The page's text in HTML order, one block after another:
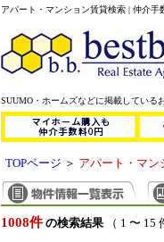
アパート・マンション賃貸検索 | 仲介
SUUMO・ホームズなどに掲載している
TOPページ ＞ アパート・マン
1008件 の検索結果（ 1 〜 15